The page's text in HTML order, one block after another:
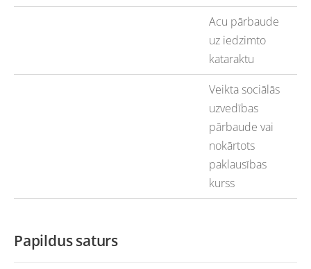
Papildus saturs
Acu pārbaude
uz iedzimto
kataraktu
Veikta sociālās
uzvedības
pārbaude vai
nokārtots
paklausības
kurss